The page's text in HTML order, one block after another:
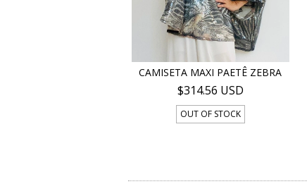
CAMISETA MAXI PAETÊ ZEBRA
$314.56 USD
OUT OF STOCK